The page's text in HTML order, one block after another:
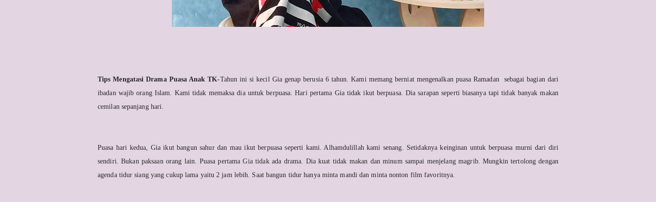
Tips Mengatasi Drama Puasa Anak TK-Tahun ini si kecil Gia genap berusia 6 tahun. Kami memang berniat mengenalkan puasa Ramadan sebagai bagian dari
ibadan wajib orang Islam. Kami tidak memaksa dia untuk berpuasa. Hari pertama Gia tidak ikut berpuasa. Dia sarapan seperti biasanya tapi tidak banyak makan
cemilan sepanjang hari.
Puasa hari kedua, Gia ikut bangun sahur dan mau ikut berpuasa seperti kami. Alhamdulillah kami senang. Setidaknya keinginan untuk berpuasa murni dari diri
sendiri. Bukan paksaan orang lain. Puasa pertama Gia tidak ada drama. Dia kuat tidak makan dan minum sampai menjelang magrib. Mungkin tertolong dengan
agenda tidur siang yang cukup lama yaitu 2 jam lebih. Saat bangun tidur hanya minta mandi dan minta nonton film favoritnya.